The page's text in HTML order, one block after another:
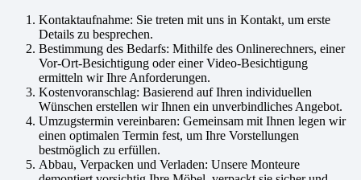
Kontaktaufnahme: Sie treten mit uns in Kontakt, um erste
Details zu besprechen.
Bestimmung des Bedarfs: Mithilfe des Onlinerechners, einer
Vor-Ort-Besichtigung oder einer Video-Besichtigung
ermitteln wir Ihre Anforderungen.
Kostenvoranschlag: Basierend auf Ihren individuellen
Wünschen erstellen wir Ihnen ein unverbindliches Angebot.
Umzugstermin vereinbaren: Gemeinsam mit Ihnen legen wir
einen optimalen Termin fest, um Ihre Vorstellungen
bestmöglich zu erfüllen.
Abbau, Verpacken und Verladen: Unsere Monteure